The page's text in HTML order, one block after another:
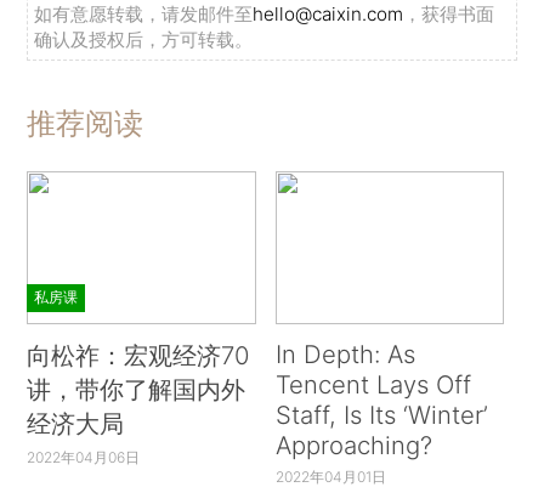
如有意愿转载，请发邮件至hello@caixin.com ，获得书面
确认及授权后，方可转载。
推荐阅读
私房课
向松祚：宏观经济70
讲，带你了解国内外
经济大局
2022年04月06日
In Depth: As
Tencent Lays Off
Staff, Is Its ‘Winter’
Approaching?
2022年04月01日